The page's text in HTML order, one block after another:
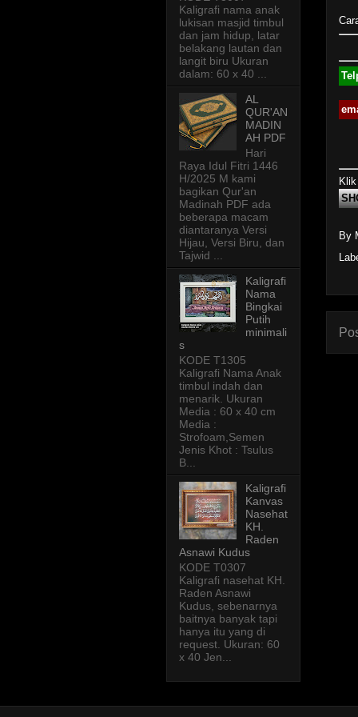
By
Kaligrafi nama anak
lukisan masjid timbul
dan jam hidup, latar
belakang lautan dan
langit biru Ukuran
dalam: 60 x 40 ...
AL
QUR'AN
MADIN
AH PDF
Hari
Raya Idul Fitri 1446
H/2025 M kami
bagikan Qur'an
Madinah PDF ada
beberapa macam
diantaranya Versi
Hijau, Versi Biru, dan
Tajwid ...
Kaligrafi
Nama
Bingkai
Putih
minimali
s
KODE T1305
Kaligrafi Nama Anak
timbul indah dan
menarik. Ukuran
Media : 60 x 40 cm
Media :
Strofoam,Semen
Jenis Khot : Tsulus
B...
Kaligrafi
Kanvas
Nasehat
KH.
Raden
Asnawi Kudus
KODE T0307
Kaligrafi nasehat KH.
Raden Asnawi
Kudus, sebenarnya
baitnya banyak tapi
hanya itu yang di
request. Ukuran: 60
x 40 Jen...